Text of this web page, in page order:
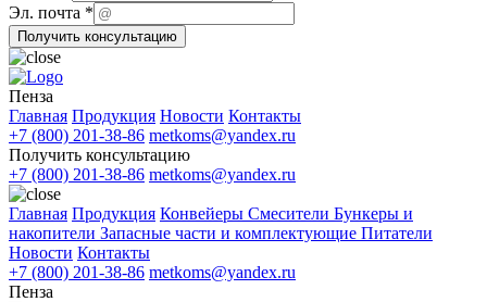
Эл. почта *
Получить консультацию
Пенза
Главная Продукция Новости Контакты
+7 (800) 201-38-86 metkoms@yandex.ru
Получить консультацию
+7 (800) 201-38-86 metkoms@yandex.ru
Главная Продукция Конвейеры Смесители Бункеры и
накопители Запасные части и комплектующие Питатели
Новости Контакты
+7 (800) 201-38-86 metkoms@yandex.ru
Пенза